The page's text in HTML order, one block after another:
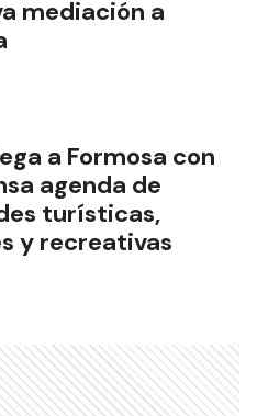
mediación a
a Formosa con
agenda de
turísticas,
y recreativas